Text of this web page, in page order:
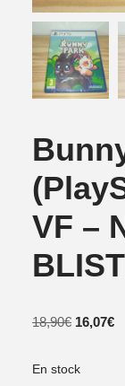
VF –
18,90€ 16,07€
En stock